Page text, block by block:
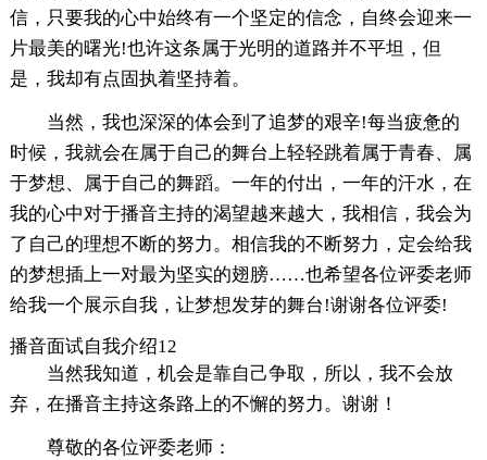
信，只要我的心中始终有一个坚定的信念，自终会迎来一
片最美的曙光!也许这条属于光明的道路并不平坦，但
是，我却有点固执着坚持着。
当然，我也深深的体会到了追梦的艰辛!每当疲惫的
时候，我就会在属于自己的舞台上轻轻跳着属于青春、属
于梦想、属于自己的舞蹈。一年的付出，一年的汗水，在
我的心中对于播音主持的渴望越来越大，我相信，我会为
了自己的理想不断的努力。相信我的不断努力，定会给我
的梦想插上一对最为坚实的翅膀……也希望各位评委老师
给我一个展示自我，让梦想发芽的舞台!谢谢各位评委!
播音面试自我介绍12
当然我知道，机会是靠自己争取，所以，我不会放
弃，在播音主持这条路上的不懈的努力。谢谢！
尊敬的各位评委老师：